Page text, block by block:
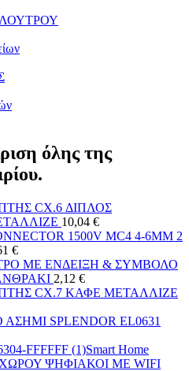
όλης της
СХ.6 ΔΙΠΛΟΣ
10,04 €
1500V MC4 4-6MM 2
€
ΜΕ ΕΝΔΕΙΞΗ & ΣΥΜΒΟΛΟ
2,12 €
СХ.7 ΚΑΦΕ ΜΕΤΑΛΛΙΖΕ
SPLENDOR EL0631
Smart Home
ΨΗΦΙΑΚΟΙ ΜΕ WIFI